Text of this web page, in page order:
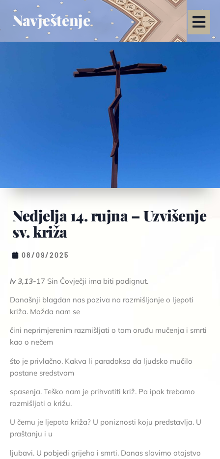
Navještenje
Nedjelja 14. rujna – Uzvišenje
sv. križa
08/09/2025
Iv 3,13-17 Sin Čovječji ima biti podignut.
Današnji blagdan nas poziva na razmišljanje o ljepoti
križa. Možda nam se
čini neprimjerenim razmišljati o tom oruđu mučenja i smrti
kao o nečem
što je privlačno. Kakva li paradoksa da ljudsko mučilo
postane sredstvom
spasenja. Teško nam je prihvatiti križ. Pa ipak trebamo
razmišljati o križu.
U čemu je ljepota križa? U poniznosti koju predstavlja. U
praštanju i u
ljubavi. U pobjedi grijeha i smrti. Danas slavimo otajstvo